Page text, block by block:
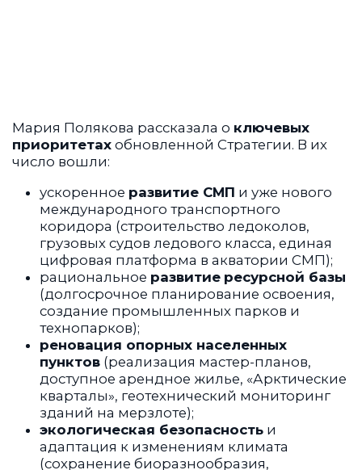
Мария Полякова рассказала о ключевых
приоритетах обновленной Стратегии. В их
число вошли:
ускоренное развитие СМП и уже нового
международного транспортного
коридора (строительство ледоколов,
грузовых судов ледового класса, единая
цифровая платформа в акватории СМП);
рациональное развитие ресурсной базы
(долгосрочное планирование освоения,
создание промышленных парков и
технопарков);
реновация опорных населенных
пунктов(реализация мастер-планов,
доступное арендное жилье, «Арктические
кварталы», геотехнический мониторинг
зданий на мерзлоте);
экологическая безопасностьи
адаптация к изменениям климата
(сохранение биоразнообразия,